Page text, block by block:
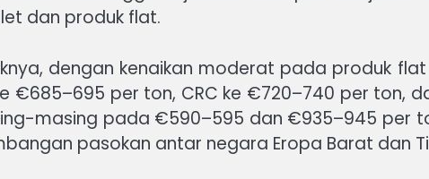
dan produk flat.
dengan kenaikan moderat pada produk
€685–695 per ton, CRC ke €720–740 per ton,
masing pada €590–595 dan €935–945 per
pasokan antar negara Eropa Barat dan